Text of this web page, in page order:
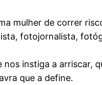
mulher de correr
fotojornalista,
nos instiga a arriscar,
que a define.